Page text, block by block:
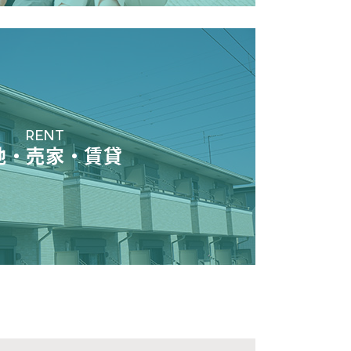
RENT
・売家・賃貸